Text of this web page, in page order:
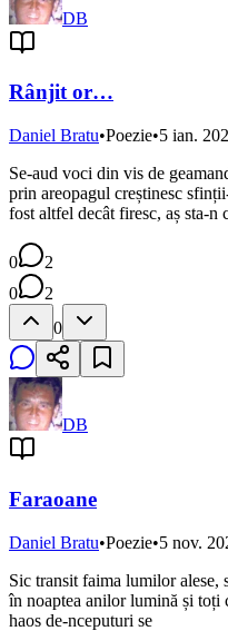
DB
Rânjit or…
Daniel Bratu•Poezie•5 ian.
Se-aud voci din vis de
prin areopagul creștinesc
fost altfel decât firesc, aș sta-n
0
2
0
2
0
DB
Faraoane
Daniel Bratu•Poezie•5 nov.
Sic transit faima lumilor alese,
în noaptea anilor lumină și toți
haos de-nceputuri se